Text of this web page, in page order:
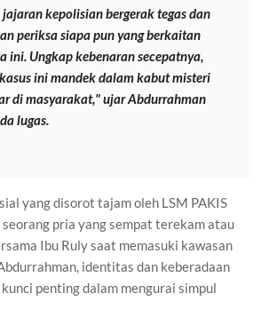
kepolisian bergerak tegas dan
periksa siapa pun yang berkaitan
ini. Ungkap kebenaran secepatnya,
ini mandek dalam kabut misteri
di masyarakat," ujar Abdurrahman
lugas.
yang disorot tajam oleh LSM PAKIS
pria yang sempat terekam atau
Ibu Ruly saat memasuki kawasan
identitas dan keberadaan
penting dalam mengurai simpul